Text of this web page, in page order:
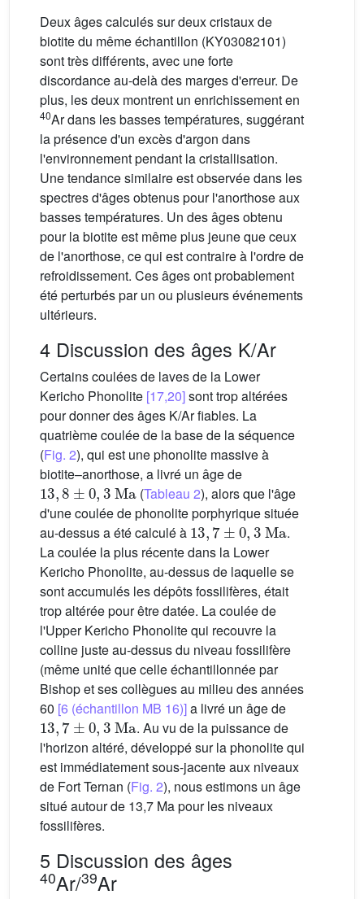
Deux âges calculés sur deux cristaux de
biotite du même échantillon (KY03082101)
sont très différents, avec une forte
discordance au-delà des marges d'erreur. De
plus, les deux montrent un enrichissement en
40Ar dans les basses températures, suggérant
la présence d'un excès d'argon dans
l'environnement pendant la cristallisation.
Une tendance similaire est observée dans les
spectres d'âges obtenus pour l'anorthose aux
basses températures. Un des âges obtenu
pour la biotite est même plus jeune que ceux
de l'anorthose, ce qui est contraire à l'ordre de
refroidissement. Ces âges ont probablement
été perturbés par un ou plusieurs événements
ultérieurs.
4 Discussion des âges K/Ar
Certains coulées de laves de la Lower
Kericho Phonolite [17,20]sont trop altérées
pour donner des âges K/Ar fiables. La
quatrième coulée de la base de la séquence
(Fig. 2), qui est une phonolite massive à
biotite–anorthose, a livré un âge de
13,8±0,3Ma
(Tableau 2), alors que l'âge
d'une coulée de phonolite porphyrique située
au-dessus a été calculé à
13,7±0,3Ma
.
La coulée la plus récente dans la Lower
Kericho Phonolite, au-dessus de laquelle se
sont accumulés les dépôts fossilifères, était
trop altérée pour être datée. La coulée de
l'Upper Kericho Phonolite qui recouvre la
colline juste au-dessus du niveau fossilifère
(même unité que celle échantillonnée par
Bishop et ses collègues au milieu des années
60 [6 (échantillon MB 16)]a livré un âge de
13 ,7 ±0,3Ma
. Au vu de la puissance de
l'horizon altéré, développé sur la phonolite qui
est immédiatement sous-jacente aux niveaux
de Fort Ternan (Fig. 2), nous estimons un âge
situé autour de 13,7 Ma pour les niveaux
fossilifères.
5 Discussion des âges
40Ar/39Ar